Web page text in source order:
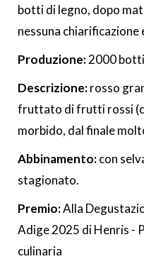
botti di legno, dopo
nessuna
Produzione:2000
Descrizione:rosso
fruttato di frutti rossi
morbido, dal finale
Abbinamento:con
stagionato.
Premio:Alla
Adige 2025 di Henris -
culinaria